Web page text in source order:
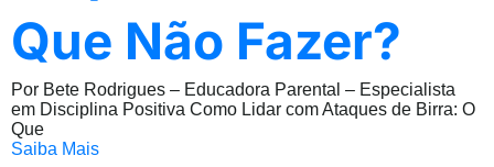
Que Não Fazer?
Por Bete Rodrigues – Educadora Parental – Especialista
em Disciplina Positiva Como Lidar com Ataques de Birra: O
Que
Saiba Mais